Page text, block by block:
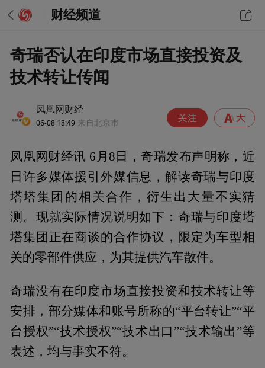
财经频道
奇瑞否认在印度市场直接投资及
技术转让传闻
凤凰网财经
06-08 18:49 来自北京市
凤凰网财经讯 6月8日，奇瑞发布声明称，近
日许多媒体援引外媒信息，解读奇瑞与印度
塔塔集团的相关合作，衍生出大量不实猜
测。现就实际情况说明如下：奇瑞与印度塔
塔集团正在商谈的合作协议，限定为车型相
关的零部件供应，为其提供汽车散件。
奇瑞没有在印度市场直接投资和技术转让等
安排，部分媒体和账号所称的“平台转让”“平
台授权”“技术授权”“技术出口”“技术输出”等
表述，均与事实不符。